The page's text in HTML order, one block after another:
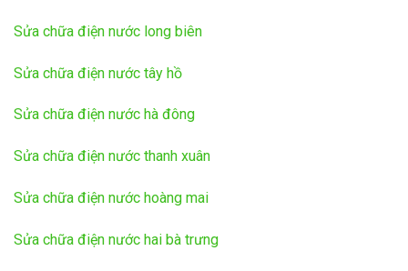
Sửa chữa điện nước long biên
Sửa chữa điện nước tây hồ
Sửa chữa điện nước hà đông
Sửa chữa điện nước thanh xuân
Sửa chữa điện nước hoàng mai
Sửa chữa điện nước hai bà trưng